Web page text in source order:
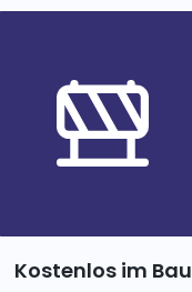
Kostenlos im Bau